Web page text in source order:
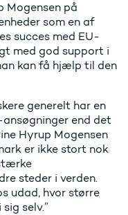
Mogensen på
som en af
succes med EU-
med god support i
kan få hjælp til den
generelt har en
end det
Hyrup Mogensen
er ikke stort nok
steder i verden.
udad, hvor større
selv.”